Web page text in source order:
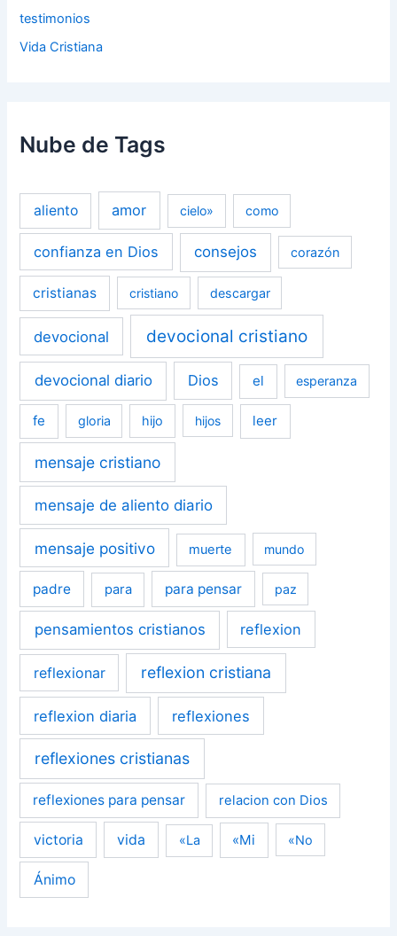
testimonios
Vida Cristiana
Nube de Tags
aliento amor cielo» como
confianza en Dios consejos corazón
cristianas cristiano descargar
devocional devocional cristiano
devocional diario Dios el esperanza
fe gloria hijo hijos leer
mensaje cristiano
mensaje de aliento diario
mensaje positivo muerte mundo
padre para para pensar paz
pensamientos cristianos reflexion
reflexionar reflexion cristiana
reflexion diaria reflexiones
reflexiones cristianas
reflexiones para pensar relacion con Dios
victoria vida «La «Mi «No
Ánimo